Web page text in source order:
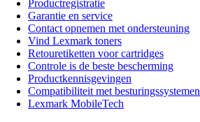
Productregistratie
Garantie en service
Contact opnemen met ondersteuning
Vind Lexmark toners
Retouretiketten voor cartridges
Controle is de beste bescherming
Productkennisgevingen
Compatibiliteit met besturingssystemen
Lexmark MobileTech